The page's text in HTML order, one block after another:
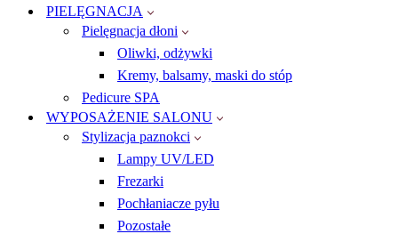
PIELĘGNACJA
Pielęgnacja dłoni
Oliwki, odżywki
Kremy, balsamy, maski do stóp
Pedicure SPA
WYPOSAŻENIE SALONU
Stylizacja paznokci
Lampy UV/LED
Frezarki
Pochłaniacze pyłu
Pozostałe